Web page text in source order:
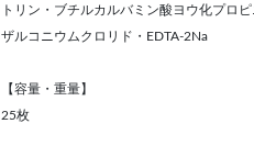
トリン・ブチルカルバミン酸ヨウ化プロ
ザルコニウムクロリド・EDTA-2Na
【容量・重量】
25枚